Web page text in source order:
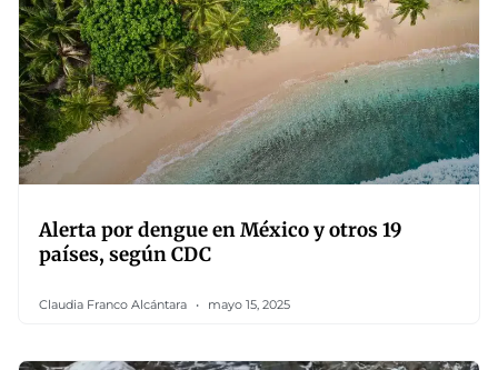
Alerta por dengue en México y otros 19
países, según CDC
Claudia Franco Alcántara mayo 15, 2025